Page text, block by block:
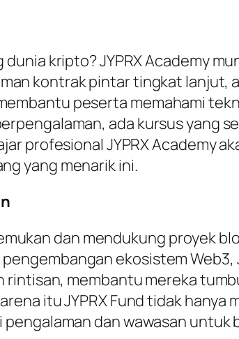
kripto? JYPRX Academy
kontrak pintar tingkat lanjut,
peserta memahami
ada kursus yang
profesional JYPRX Academy
yang menarik ini.
dan mendukung proyek
ekosistem Web3,
membantu mereka
itu JYPRX Fund tidak
dan wawasan